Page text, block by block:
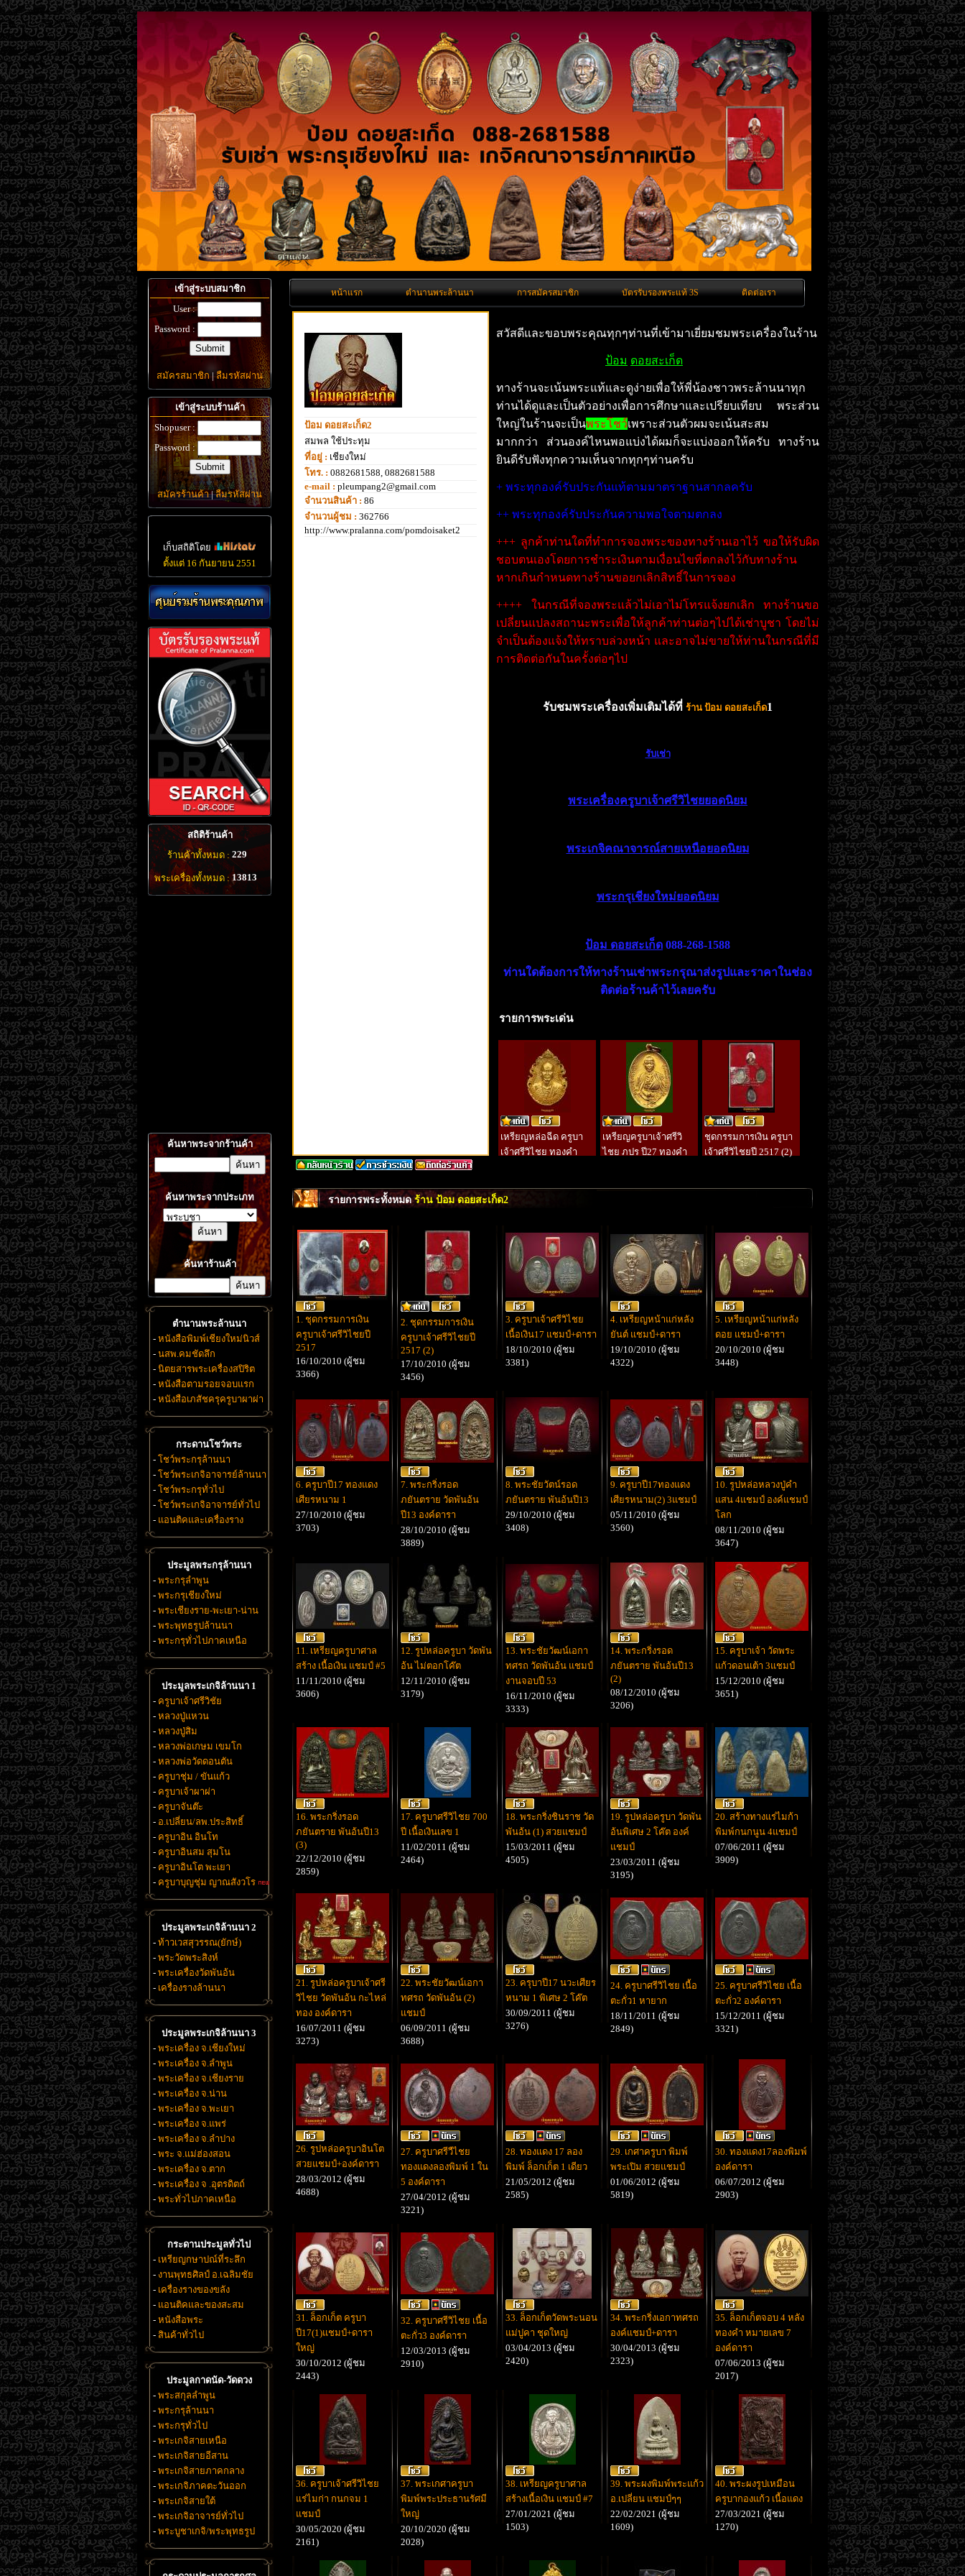
เข้าสู่ระบบสมาชิก
User :
Password :
สมัครสมาชิก|ลืมรหัสผ่าน
เข้าสู่ระบบร้านค้า
Shopuser :
Password :
สมัครร้านค้า|ลืมรหัสผ่าน
เก็บสถิติโดย
ตั้งแต่ 16 กันยายน 2551
สถิติร้านค้า
ร้านค้าทั้งหมด : 229
พระเครื่องทั้งหมด : 13813
ค้นหาพระจากร้านค้า
ค้นหาพระจากประเภท
ค้นหาร้านค้า
ตำนานพระล้านนา
- หนังสือพิมพ์เชียงใหม่นิวส์
- นสพ.คมชัดลึก
- นิตยสารพระเครื่องสปิริต
- หนังสือตามรอยจอบแรก
- หนังสือเภสัชครุครูบาผาผ่า
กระดานโชว์พระ
- โชว์พระกรุล้านนา
- โชว์พระเกจิอาจารย์ล้านนา
- โชว์พระกรุทั่วไป
- โชว์พระเกจิอาจารย์ทั่วไป
- แอนติคและเครื่องราง
ประมูลพระกรุล้านนา
- พระกรุลำพูน
- พระกรุเชียงใหม่
- พระเชียงราย-พะเยา-น่าน
- พระพุทธรูปล้านนา
- พระกรุทั่วไปภาคเหนือ
ประมูลพระเกจิล้านนา 1
- ครูบาเจ้าศรีวิชัย
- หลวงปู่แหวน
- หลวงปู่สิม
- หลวงพ่อเกษม เขมโก
- หลวงพ่อวัดดอนตัน
- ครูบาชุ่ม / ขันแก้ว
- ครูบาเจ้าผาผ่า
- ครูบาจันต๊ะ
- อ.เปลี่ยน/ลพ.ประสิทธิ์
- ครูบาอิน อินโท
- ครูบาอินสม สุมโน
- ครูบาอินโต พะเยา
- ครูบาบุญชุ่ม ญาณสังวโร
ประมูลพระเกจิล้านนา 2
- ท้าวเวสสุวรรณ(ยักษ์)
- พระวัดพระสิงห์
- พระเครื่องวัดพันอ้น
- เครื่องรางล้านนา
ประมูลพระเกจิล้านนา 3
- พระเครื่อง จ.เชียงใหม่
- พระเครื่อง จ.ลำพูน
- พระเครื่อง จ.เชียงราย
- พระเครื่อง จ.น่าน
- พระเครื่อง จ.พะเยา
- พระเครื่อง จ.แพร่
- พระเครื่อง จ.ลำปาง
- พระ จ.แม่ฮ่องสอน
- พระเครื่อง จ.ตาก
- พระเครื่อง จ .อุตรดิตถ์
- พระทั่วไปภาคเหนือ
กระดานประมูลทั่วไป
- เหรียญกษาปณ์ที่ระลึก
- งานพุทธศิลป์ อ.เฉลิมชัย
- เครื่องรางของขลัง
- แอนติคและของสะสม
- หนังสือพระ
- สินค้าทั่วไป
ประมูลกาดนัด-วัดดวง
- พระสกุลลำพูน
- พระกรุล้านนา
- พระกรุทั่วไป
- พระเกจิสายเหนือ
- พระเกจิสายอีสาน
- พระเกจิสายภาคกลาง
- พระเกจิภาคตะวันออก
- พระเกจิสายใต้
- พระเกจิอาจารย์ทั่วไป
- พระบูชาเกจิ/พระพุทธรูป
หน้าแรก ตำนานพระล้านนา การสมัครสมาชิก บัตรรับรองพระแท้ 3S ติดต่อเรา
ป้อม ดอยสะเก็ด2
สมพล ใช้ประทุม
ที่อยู่ : เชียงใหม่
โทร. : 0882681588, 0882681588
e-mail : pleumpang2@gmail.com
จำนวนสินค้า : 86
จำนวนผู้ชม : 362766
http://www.pralanna.com/pomdoisaket2
สวัสดีและขอบพระคุณทุกๆท่านที่เข้ามาเยี่ยมชมพระเครื่องในร้าน
ป้อม ดอยสะเก็ด
ทางร้านจะเน้นพระแท้และดูง่ายเพื่อให้พี่น้องชาวพระล้านนาทุก
ท่านได้ดูและเป็นตัวอย่างเพื่อการศึกษาและเปรียบเทียบ พระส่วน
ใหญ่ในร้านจะเป็นพระโชว์เพราะส่วนตัวผมจะเน้นสะสม
มากกว่า ส่วนองค์ไหนพอแบ่งได้ผมก็จะแบ่งออกให้ครับ ทางร้าน
ยินดีรับฟังทุกความเห็นจากทุกๆท่านครับ
+ พระทุกองค์รับประกันแท้ตามมาตราฐานสากลครับ
++ พระทุกองค์รับประกันความพอใจตามตกลง
+++ ลูกค้าท่านใดที่ทำการจองพระของทางร้านเอาไว้ ขอให้รับผิด
ชอบตนเองโดยการชําระเงินตามเงื่อนไขที่ตกลงไว้กับทางร้าน
หากเกินกําหนดทางร้านขอยกเลิกสิทธิ์ในการจอง
++++ ในกรณีที่จองพระแล้วไม่เอาไม่โทรแจ้งยกเลิก ทางร้านขอ
เปลี่ยนแปลงสถานะพระเพื่อให้ลูกค้าท่านต่อๆไปได้เช่าบูชา โดยไม่
จำเป็นต้องแจ้งให้ทราบล่วงหน้า และอาจไม่ขายให้ท่านในกรณีที่มี
การติดต่อกันในครั้งต่อๆไป
รับชมพระเครื่องเพิ่มเติมได้ที่ ร้าน ป้อม ดอยสะเก็ด1
รับเช่า
พระเครื่องครูบาเจ้าศรีวิไชยยอดนิยม
พระเกจิคณาจารณ์สายเหนือยอดนิยม
พระกรุเชียงใหม่ยอดนิยม
ป้อม ดอยสะเก็ด 088-268-1588
ท่านใดต้องการให้ทางร้านเช่าพระกรุณาส่งรูปและราคาในช่อง
ติดต่อร้านค้าไว้เลยครับ
รายการพระเด่น
เหรียญหล่อฉีด ครูบา
เจ้าศรีวิไชย ทองคำ
เหรียญครูบาเจ้าศรีวิ
ไชย ภปร ปี27 ทองคำ
ชุดกรรมการเงิน ครูบา
เจ้าศรีวิไชยปี 2517 (2)
รายการพระทั้งหมดร้าน ป้อม ดอยสะเก็ด2
1. ชุดกรรมการเงิน
ครูบาเจ้าศรีวิไชยปี
2517
16/10/2010 (ผู้ชม
3366)
2. ชุดกรรมการเงิน
ครูบาเจ้าศรีวิไชยปี
2517 (2)
17/10/2010 (ผู้ชม
3456)
3. ครูบาเจ้าศรีวิไชย
เนื้อเงิน17 แชมป์+ดารา
18/10/2010 (ผู้ชม
3381)
4. เหรียญหน้าแก่หลัง
ยันต์ แชมป์+ดารา
19/10/2010 (ผู้ชม
4322)
5. เหรียญหน้าแก่หลัง
ดอย แชมป์+ดารา
20/10/2010 (ผู้ชม
3448)
6. ครูบาปี17 ทองแดง
เศียรหนาม 1
27/10/2010 (ผู้ชม
3703)
7. พระกริ่งรอด
ภยันตราย วัดพันอ้น
ปี13 องค์ดารา
28/10/2010 (ผู้ชม
3889)
8. พระชัยวัตน์รอด
ภยันตราย พันอ้นปี13
29/10/2010 (ผู้ชม
3408)
9. ครูบาปี17ทองแดง
เศียรหนาม(2) 3แชมป์
05/11/2010 (ผู้ชม
3560)
10. รูปหล่อหลวงปู่คํา
แสน 4แชมป์ องค์แชมป์
โลก
08/11/2010 (ผู้ชม
3647)
11. เหรียญครูบาศาล
สร้าง เนื้อเงิน แชมป์ #5
11/11/2010 (ผู้ชม
3606)
12. รูปหล่อครูบา วัดพัน
อ้น ไม่ตอกโค๊ต
12/11/2010 (ผู้ชม
3179)
13. พระชัยวัฒน์เอกา
ทศรถ วัดพันอ้น แชมป์
งานจอบปี 53
16/11/2010 (ผู้ชม
3333)
14. พระกริ่งรอด
ภยันตราย พันอ้นปี13
(2)
08/12/2010 (ผู้ชม
3206)
15. ครูบาเจ้า วัดพระ
แก้วดอนเต้า 3แชมป์
15/12/2010 (ผู้ชม
3651)
16. พระกริ่งรอด
ภยันตราย พันอ้นปี13
(3)
22/12/2010 (ผู้ชม
2859)
17. ครูบาศรีวิไชย 700
ปี เนื้อเงินเลข 1
11/02/2011 (ผู้ชม
2464)
18. พระกริ่งชินราช วัด
พันอ้น (1) สวยแชมป์
15/03/2011 (ผู้ชม
4505)
19. รูปหล่อครูบา วัดพัน
อ้นพิเศษ 2 โค๊ต องค์
แชมป์
23/03/2011 (ผู้ชม
3195)
20. สร้างทางแร่ไมก้า
พิมพ์กนกนูน 4แชมป์
07/06/2011 (ผู้ชม
3909)
21. รูปหล่อครูบาเจ้าศรี
วิไชย วัดพันอ้น กะไหล่
ทอง องค์ดารา
16/07/2011 (ผู้ชม
3273)
22. พระชัยวัฒน์เอกา
ทศรถ วัดพันอ้น (2)
แชมป์
06/09/2011 (ผู้ชม
3688)
23. ครุบาปี17 นวะเศียร
หนาม 1 พิเศษ 2 โค๊ต
30/09/2011 (ผู้ชม
3276)
24. ครูบาศรีวิไชย เนื้อ
ตะกั่ว1 หายาก
18/11/2011 (ผู้ชม
2849)
25. ครูบาศรีวิไชย เนื้อ
ตะกั่ว2 องค์ดารา
15/12/2011 (ผู้ชม
3321)
26. รูปหล่อครูบาอินโต
สวยแชมป์+องค์ดารา
28/03/2012 (ผู้ชม
4688)
27. ครูบาศรีวืไชย
ทองแดงลองพิมพ์ 1 ใน
5 องค์ดารา
27/04/2012 (ผู้ชม
3221)
28. ทองแดง 17 ลอง
พิมพ์ ล็อกเก็ต 1 เดียว
21/05/2012 (ผู้ชม
2585)
29. เกศาครูบา พิมพ์
พระเปิม สวยแชมป์
01/06/2012 (ผู้ชม
5819)
30. ทองแดง17ลองพิมพ์
องค์ดารา
06/07/2012 (ผู้ชม
2903)
31. ล็อกเก็ต ครูบา
ปี17(1)แชมป์+ดารา
ใหญ่
30/10/2012 (ผู้ชม
2443)
32. ครูบาศรีวิไชย เนื้อ
ตะกั่ว3 องค์ดารา
12/03/2013 (ผู้ชม
2910)
33. ล็อกเก็ตวัดพระนอน
แม่ปูคา ชุดใหญ่
03/04/2013 (ผู้ชม
2420)
34. พระกริ่งเอกาทศรถ
องค์แชมป์+ดารา
30/04/2013 (ผู้ชม
2323)
35. ล็อกเก็ตจอบ 4 หลัง
ทองคำ หมายเลข 7
องค์ดารา
07/06/2013 (ผู้ชม
2017)
36. ครูบาเจ้าศรีวิไชย
แร่ไมก่า กนกจม 1
แชมป์
30/05/2020 (ผู้ชม
2161)
37. พระเกศาครูบา
พิมพ์พระประธานรัศมี
ใหญ่
20/10/2020 (ผู้ชม
2028)
38. เหรียญครูบาศาล
สร้างเนื้อเงิน แชมป์ #7
27/01/2021 (ผู้ชม
1503)
39. พระผงพิมพ์พระแก้ว
อ.เปลี่ยน แชมป์ๆๆ
22/02/2021 (ผู้ชม
1609)
40. พระผงรูปเหมือน
ครูบากองแก้ว เนื้อแดง
27/03/2021 (ผู้ชม
1270)